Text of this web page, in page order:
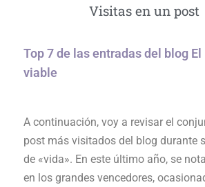
Visitas en un post
Top 7 de las entradas del blog
viable
A continuación, voy a revisar el
post más visitados del blog durante
de «vida». En este último año, se
en los grandes vencedores,